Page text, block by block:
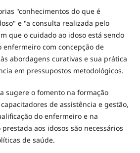
"conhecimentos do que é
e "a consulta realizada pelo
que o cuidado ao idoso está sendo
enfermeiro com concepção de
abordagens curativas e sua prática
em pressupostos metodológicos.
sugere o fomento na formação
de assistência e gestão,
do enfermeiro e na
aos idosos são necessários
de saúde.